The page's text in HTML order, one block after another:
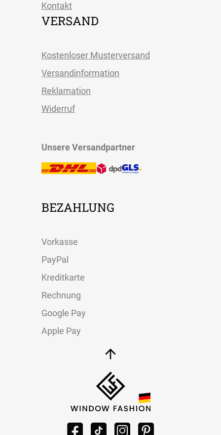
Kontakt
VERSAND
Kostenloser Musterversand
Versandinformation
Reklamation
Widerruf
Unsere Versandpartner
BEZAHLUNG
Vorkasse
PayPal
Kreditkarte
Rechnung
Google Pay
Apple Pay